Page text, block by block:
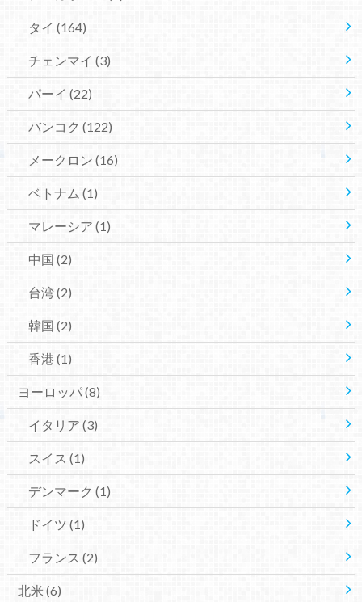
タイ (164)
チェンマイ (3)
パーイ (22)
バンコク (122)
メークロン (16)
ベトナム (1)
マレーシア (1)
中国 (2)
台湾(2)
韓国 (2)
香港 (1)
ヨーロッパ(8)
イタリア (3)
スイス (1)
デンマーク (1)
ドイツ (1)
フランス (2)
北米(6)